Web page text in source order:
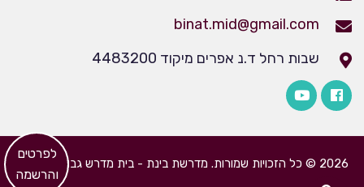
binat.mid@gmail.com
שבות רחל ד.נ אפרים מיקוד 4483200
2026 © כל הזכויות שמורות. מדרשת בינת - בית מדרש גבוה לבנות
​לפרטים
והרשמה